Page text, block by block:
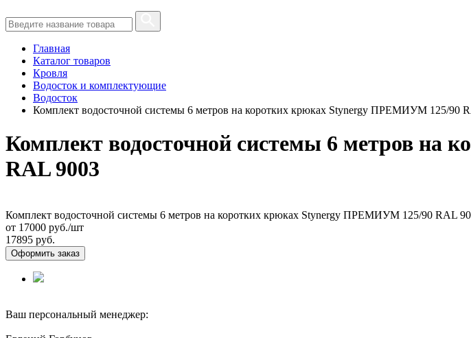
Главная
Каталог товаров
Кровля
Водосток и комплектующие
Водосток
Комплект водосточной системы 6 метров на коротких крюках Stynergy ПРЕМИУМ 125/90
Комплект водосточной системы 6 метров
RAL 9003
Комплект водосточной системы 6 метров на коротких крюках Stynergy ПРЕМИУМ 125/90 RAL
от 17000 руб./шт
17895 руб.
Оформить заказ
Ваш персональный менеджер: